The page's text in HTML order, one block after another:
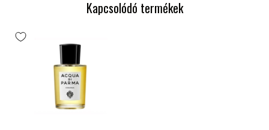
Kapcsolódó termékek